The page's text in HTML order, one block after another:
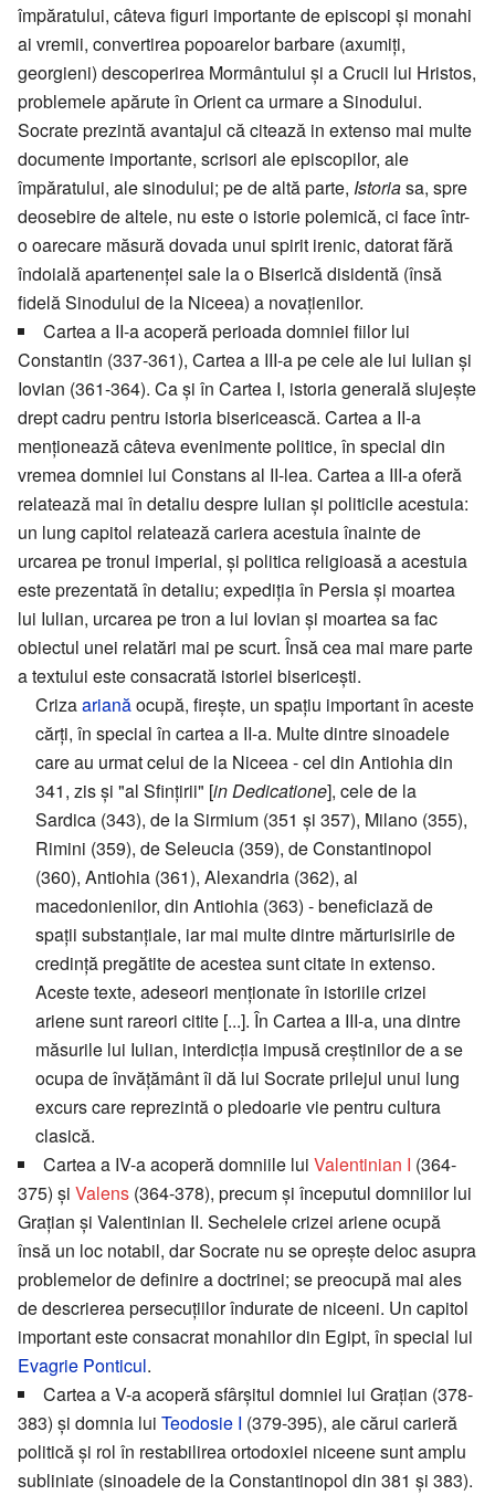
împăratului, câteva figuri importante de episcopi și monahi
ai vremii, convertirea popoarelor barbare (axumiți,
georgieni) descoperirea Mormântului și a Crucii lui Hristos,
problemele apărute în Orient ca urmare a Sinodului.
Socrate prezintă avantajul că citează in extenso mai multe
documente importante, scrisori ale episcopilor, ale
împăratului, ale sinodului; pe de altă parte, Istoriasa, spre
deosebire de altele, nu este o istorie polemică, ci face într-
o oarecare măsură dovada unui spirit irenic, datorat fără
îndoială apartenenței sale la o Biserică disidentă (însă
fidelă Sinodului de la Niceea) a novațienilor.
Cartea a II-a acoperă perioada domniei fiilor lui
Constantin (337-361), Cartea a III-a pe cele ale lui Iulian și
Iovian (361-364). Ca și în Cartea I, istoria generală slujește
drept cadru pentru istoria bisericească. Cartea a II-a
menționează câteva evenimente politice, în special din
vremea domniei lui Constans al II-lea. Cartea a III-a oferă
relatează mai în detaliu despre Iulian și politicile acestuia:
un lung capitol relatează cariera acestuia înainte de
urcarea pe tronul imperial, și politica religioasă a acestuia
este prezentată în detaliu; expediția în Persia și moartea
lui Iulian, urcarea pe tron a lui Iovian și moartea sa fac
obiectul unei relatări mai pe scurt. Însă cea mai mare parte
a textului este consacrată istoriei bisericești.
Crizaarianăocupă, firește, un spațiu important în aceste
cărți, în special în cartea a II-a. Multe dintre sinoadele
care au urmat celui de la Niceea - cel din Antiohia din
341, zis și "al Sfințirii" [in Dedicatione], cele de la
Sardica (343), de la Sirmium (351 și 357), Milano (355),
Rimini (359), de Seleucia (359), de Constantinopol
(360), Antiohia (361), Alexandria (362), al
macedonienilor, din Antiohia (363) - beneficiază de
spații substanțiale, iar mai multe dintre mărturisirile de
credință pregătite de acestea sunt citate in extenso.
Aceste texte, adeseori menționate în istoriile crizei
ariene sunt rareori citite [...]. În Cartea a III-a, una dintre
măsurile lui Iulian, interdicția impusă creștinilor de a se
ocupa de învățământ îi dă lui Socrate prilejul unui lung
excurs care reprezintă o pledoarie vie pentru cultura
clasică.
Cartea a IV-a acoperă domniile lui Valentinian I (364-
375) și Valens (364-378), precum și începutul domniilor lui
Grațian și Valentinian II. Sechelele crizei ariene ocupă
însă un loc notabil, dar Socrate nu se oprește deloc asupra
problemelor de definire a doctrinei; se preocupă mai ales
de descrierea persecuțiilor îndurate de niceeni. Un capitol
important este consacrat monahilor din Egipt, în special lui
Evagrie Ponticul.
Cartea a V-a acoperă sfârșitul domniei lui Grațian (378-
383) și domnia lui Teodosie I (379-395), ale cărui carieră
politică și rol în restabilirea ortodoxiei niceene sunt amplu
subliniate (sinoadele de la Constantinopol din 381 și 383).